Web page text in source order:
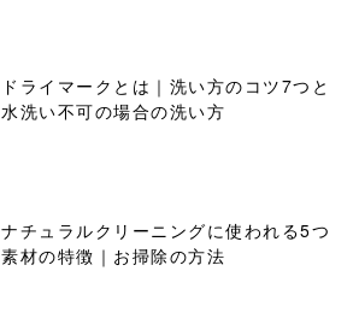
ドライマークとは｜洗い方のコツ7つと
水洗い不可の場合の洗い方
ナチュラルクリーニングに使われる5つ
素材の特徴｜お掃除の方法